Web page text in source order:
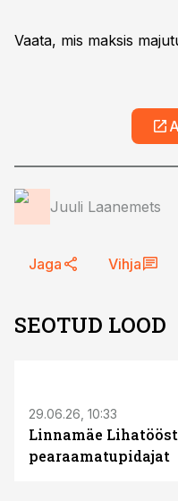
Vaata, mis maksis
Juuli Laanemets
Jaga Vihja
SEOTUD LOOD
29.06.26, 10:33
Linnamäe
pearaamatupidajat